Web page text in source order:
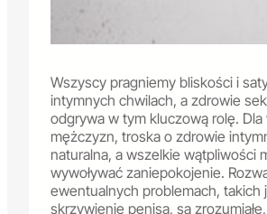
Wszyscy pragniemy bliskości i
intymnych chwilach, a zdrowie
odgrywa w tym kluczową rolę. Dla
mężczyzn, troska o zdrowie
naturalna, a wszelkie wątpliwości
wywoływać zaniepokojenie.
ewentualnych problemach, takich
skrzywienie penisa, są